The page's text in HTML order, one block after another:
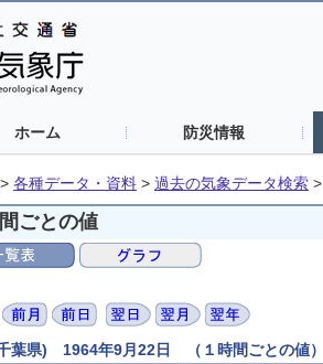
ホーム 防災情報
> 各種データ・資料 > 過去の気象データ検索 >
ごとの値
葉県) 1964年9月22日 （１時間ごとの値）